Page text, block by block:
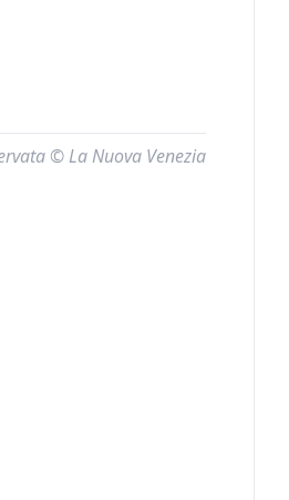
© La Nuova Venezia